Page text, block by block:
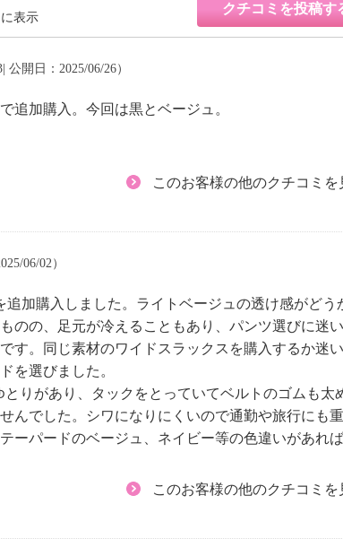
クチコミを投稿す
表示
公開日：2025/06/26）
追加購入。今回は黒とベージュ。
このお客様の他のクチコミを
06/02）
加購入しました。ライトベージュの透け感がどう
のの、足元が冷えることもあり、パンツ選びに迷
す。同じ素材のワイドスラックスを購入するか迷
を選びました。
りがあり、タックをとっていてベルトのゴムも太
んでした。シワになりにくいので通勤や旅行にも
ーパードのベージュ、ネイビー等の色違いがあれ
このお客様の他のクチコミを